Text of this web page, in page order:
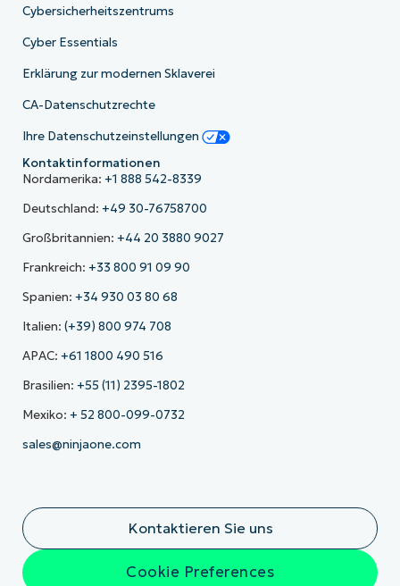
Cybersicherheitszentrums
Cyber Essentials
Erklärung zur modernen Sklaverei
CA-Datenschutzrechte
Ihre Datenschutzeinstellungen
Kontaktinformationen
Nordamerika: +1 888 542-8339
Deutschland: +49 30-76758700
Großbritannien: +44 20 3880 9027
Frankreich: +33 800 91 09 90
Spanien: +34 930 03 80 68
Italien: (+39) 800 974 708
APAC: +61 1800 490 516
Brasilien: +55 (11) 2395-1802
Mexiko: + 52 800-099-0732
sales@ninjaone.com
Kontaktieren Sie uns
Cookie Preferences